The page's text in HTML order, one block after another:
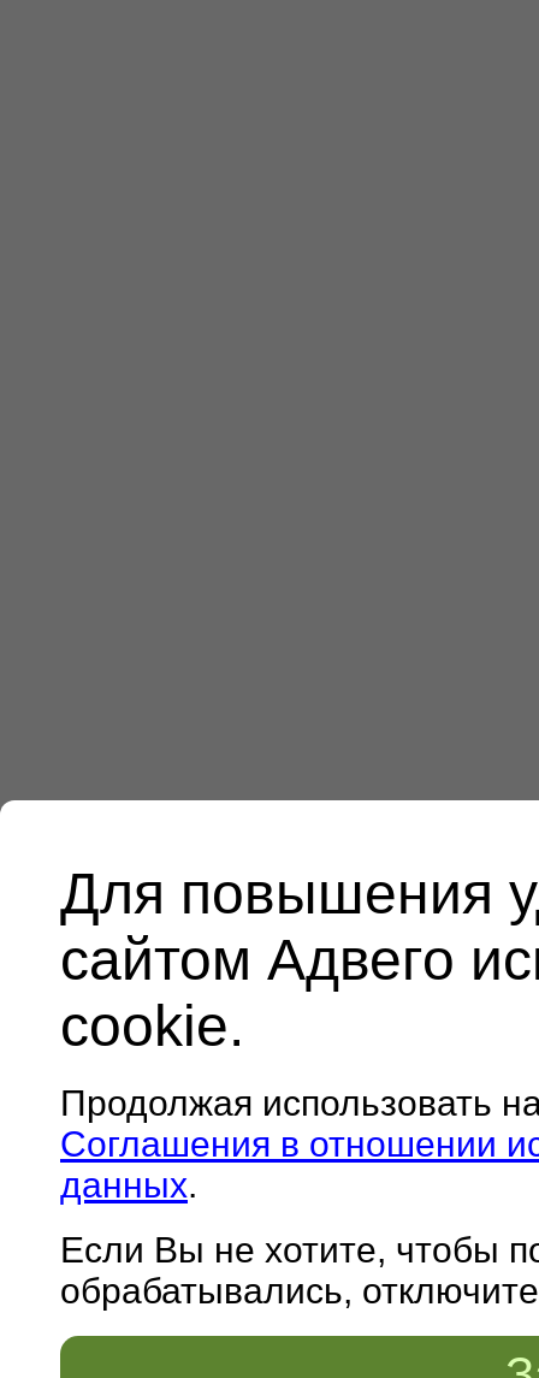
Для повышения
сайтом Адвего
cookie.
Продолжая использовать
Соглашения в отношении
данных.
Если Вы не хотите, чтобы
обрабатывались,